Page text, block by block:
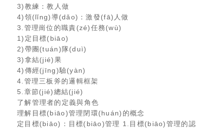
3)教練：教人做
4)領(lǐng)導(dǎo)：激發(fā)人做
3.管理崗位的職責(zé)任務(wù)
1)定目標(biāo)
2)帶團(tuán)隊(duì)
3)拿結(jié)果
4)傳經(jīng)驗(yàn)
4.管理三板斧的邏輯框架
5.章節(jié)總結(jié)
了解管理者的定義與角色
理解目標(biāo)管理閉環(huán)的概念
定目標(biāo)：目標(biāo)管理 1.目標(biāo)管理的認